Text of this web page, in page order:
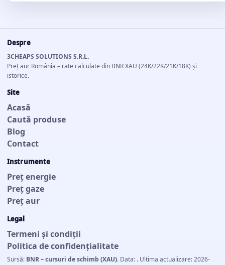
Despre
3CHEAPS SOLUTIONS S.R.L.
Preț aur România – rate calculate din BNR XAU (24K/22K/21K/18K) și
istorice.
Site
Acasă
Caută produse
Blog
Contact
Instrumente
Preț energie
Preț gaze
Preț aur
Legal
Termeni și condiții
Politica de confidențialitate
Sursă: BNR – cursuri de schimb (XAU). Data: . Ultima actualizare: 2026-